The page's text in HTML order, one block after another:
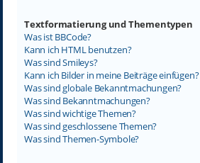
Textformatierung und Thementypen
Was ist BBCode?
Kann ich HTML benutzen?
Was sind Smileys?
Kann ich Bilder in meine Beiträge einfügen?
Was sind globale Bekanntmachungen?
Was sind Bekanntmachungen?
Was sind wichtige Themen?
Was sind geschlossene Themen?
Was sind Themen-Symbole?